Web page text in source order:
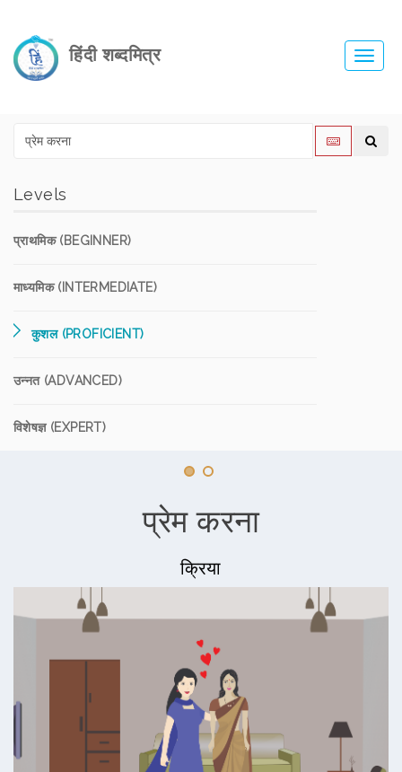
हिंदी शब्दमित्र
Levels
प्राथमिक (BEGINNER)
माध्यमिक (INTERMEDIATE)
कुशल (PROFICIENT)
उन्नत (ADVANCED)
विशेषज्ञ (EXPERT)
प्रेम करना
क्रिया